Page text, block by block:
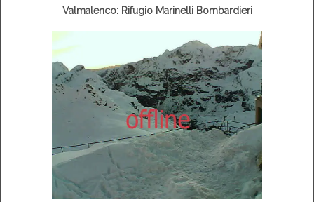
Valmalenco: Rifugio Marinelli Bombardieri